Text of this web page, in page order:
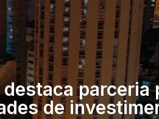
parceria
de